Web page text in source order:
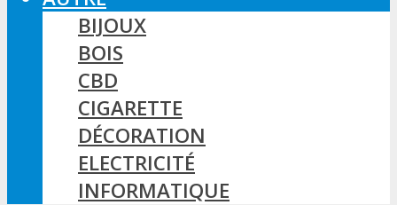
BIJOUX
BOIS
CBD
CIGARETTE
DÉCORATION
ELECTRICITÉ
INFORMATIQUE